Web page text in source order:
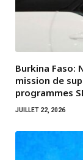
Burkina Faso:
mission de
programmes
JUILLET 22, 2026